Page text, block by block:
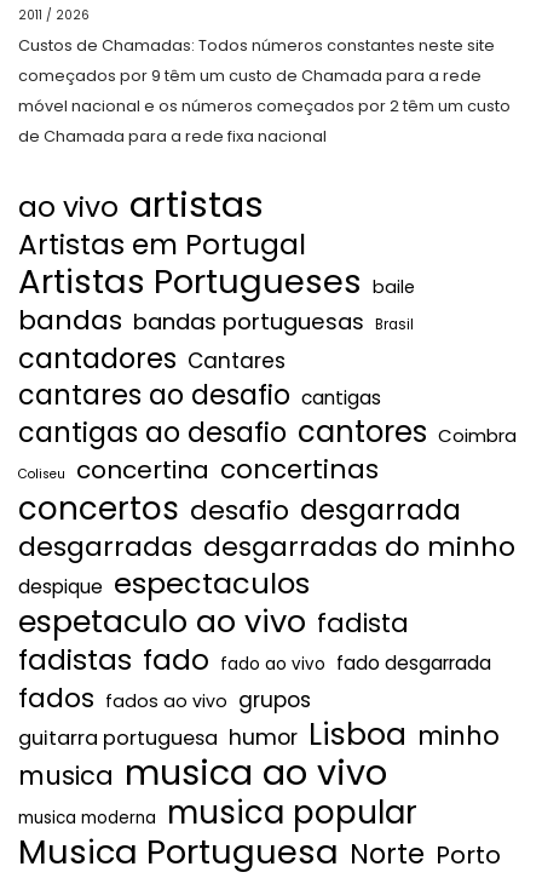
2011 / 2026
Custos de Chamadas: Todos números constantes neste site
começados por 9 têm um custo de Chamada para a rede
móvel nacional e os números começados por 2 têm um custo
de Chamada para a rede fixa nacional
ao vivo artistas
Artistas em Portugal
Artistas Portugueses baile
bandas bandas portuguesas Brasil
cantadores Cantares
cantares ao desafio cantigas
cantigas ao desafio cantores Coimbra
Coliseu concertina concertinas
concertos desafio desgarrada
desgarradas desgarradas do minho
despique espectaculos
espetaculo ao vivo fadista
fadistas fado fado ao vivo fado desgarrada
fados fados ao vivo grupos
guitarra portuguesa humor Lisboa minho
musica musica ao vivo
musica moderna musica popular
Musica Portuguesa Norte Porto